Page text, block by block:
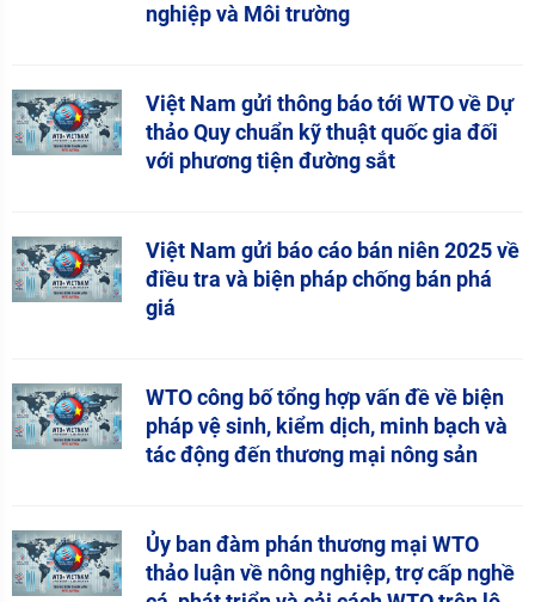
nghiệp và Môi trường
Việt Nam gửi thông báo tới WTO về Dự
thảo Quy chuẩn kỹ thuật quốc gia đối
với phương tiện đường sắt
Việt Nam gửi báo cáo bán niên 2025 về
điều tra và biện pháp chống bán phá
giá
WTO công bố tổng hợp vấn đề về biện
pháp vệ sinh, kiểm dịch, minh bạch và
tác động đến thương mại nông sản
Ủy ban đàm phán thương mại WTO
thảo luận về nông nghiệp, trợ cấp nghề